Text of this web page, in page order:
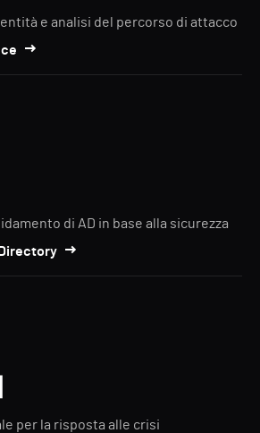
e analisi del percorso di attacco
di AD in base alla sicurezza
per la risposta alle crisi